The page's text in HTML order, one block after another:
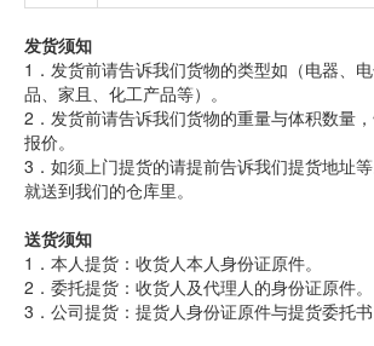
发货须知
1．发货前请告诉我们货物的类型如（电器、
品、家且、化工产品等）。
2．发货前请告诉我们货物的重量与体积数量
报价。
3．如须上门提货的请提前告诉我们提货地址
就送到我们的仓库里。
送货须知
1．本人提货：收货人本人身份证原件。
2．委托提货：收货人及代理人的身份证原件。
3．公司提货：提货人身份证原件与提货委托书